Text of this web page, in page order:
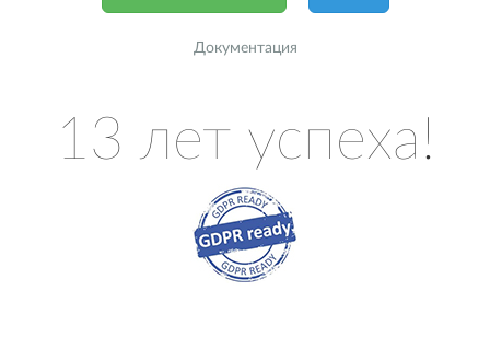
Документация
13 лет успеха!